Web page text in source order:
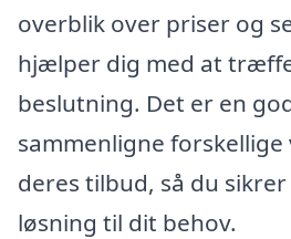
overblik over priser og
hjælper dig med at
beslutning. Det er en
sammenligne
deres tilbud, så du
løsning til dit behov.